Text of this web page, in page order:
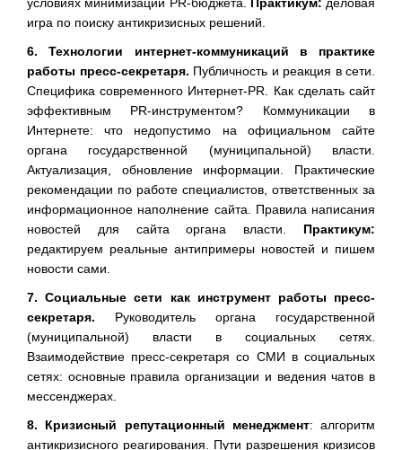
игра по поиску антикризисных решений.
6. Технологии интернет-коммуникаций в практике
работы пресс-секретаря. Публичность и реакция в сети.
Специфика современного Интернет-PR . Как сделать сайт
эффективным PR-инструментом? Коммуникации в
Интернете: что недопустимо на официальном сайте
органа государственной (муниципальной) власти.
Актуализация, обновление информации. Практические
рекомендации по работе специалистов, ответственных за
информационное наполнение сайта. Правила написания
новостей для сайта органа власти. Практикум:
редактируем реальные антипримеры новостей и пишем
новости сами.
7. Социальные сети как инструмент работы пресс-
секретаря. Руководитель органа государственной
(муниципальной) власти в социальных сетях.
Взаимодействие пресс-секретаря со СМИ в социальных
сетях: основные правила организации и ведения чатов в
мессенджерах.
8. Кризисный репутационный менеджмент: алгоритм
антикризисного реагирования. Пути разрешения кризисов